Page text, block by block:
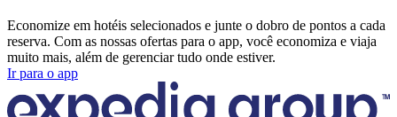
Economize em hotéis selecionados e junte o dobro de pontos a cada
reserva. Com as nossas ofertas para o app, você economiza e viaja
muito mais, além de gerenciar tudo onde estiver.
Ir para o app